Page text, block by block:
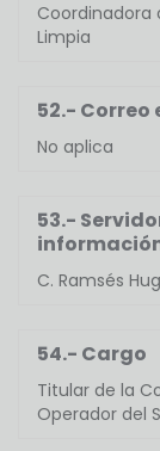
Coordinadora
Limpia
52.-
No aplica
53.-
C. Ramsés
54.- Cargo
Titular de la
Operador del